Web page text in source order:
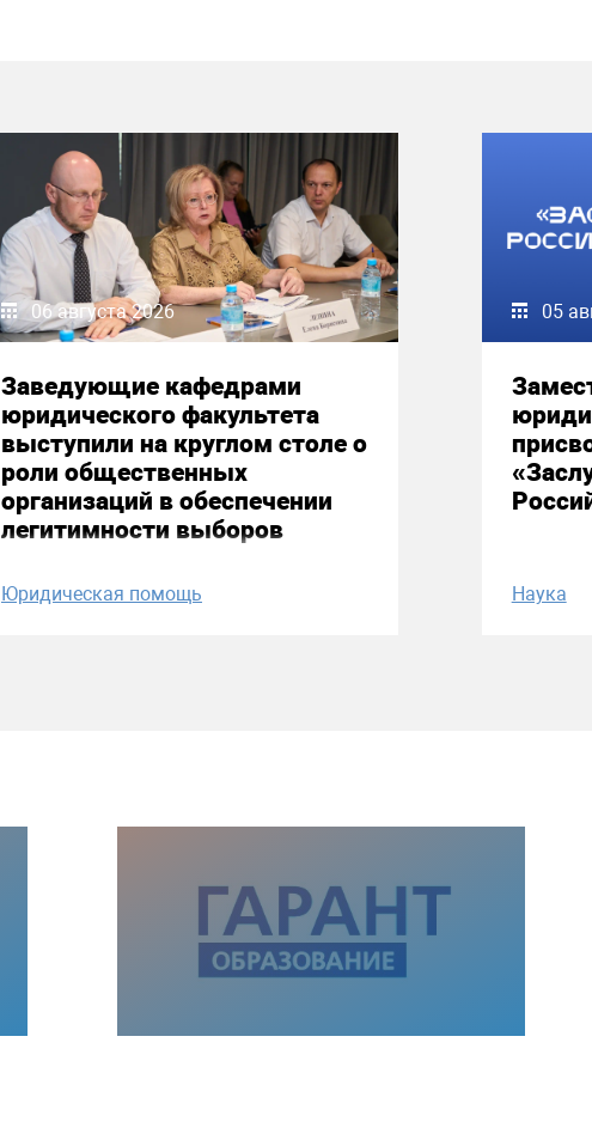
06 августа 2026
Заведующие кафедрами
юридического факультета
выступили на круглом столе о
роли общественных
организаций в обеспечении
легитимности выборов
Юридическая помощь
05
Наука